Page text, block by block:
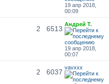
19 апр 2018,
00:09
2 6513
Андрей Т.
19 апр 2018,
00:07
2 6037
vavxxx